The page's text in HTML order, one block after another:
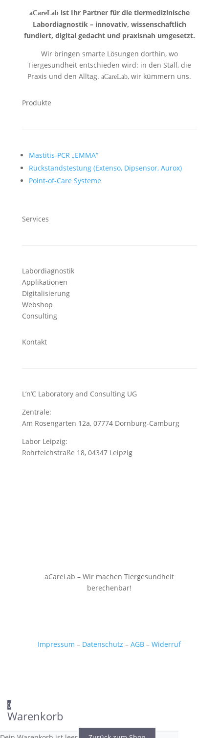
aCareLabist Ihr Partner für die tiermedizinische
Labordiagnostik – innovativ, wissenschaftlich
fundiert, digital gedacht und praxisnah umgesetzt.
Wir bringen smarte Lösungen dorthin, wo
Tiergesundheit entschieden wird: in den Stall, die
Praxis und den Alltag.aCareLab, wir kümmern uns.
Produkte
Mastitis-PCR „EMMA“
Rückstandstestung (Extenso, Dipsensor, Aurox)
Point-of-Care Systeme
Services
Labordiagnostik
Applikationen
Digitalisierung
Webshop
Consulting
Kontakt
L’n’C Laboratory and Consulting UG
Zentrale:
Am Rosengarten 12a, 07774 Dornburg-Camburg
Labor Leipzig:
Rohrteichstraße 18, 04347 Leipzig
aCareLab – Wir machen Tiergesundheit
berechenbar!
Impressum – Datenschutz –AGB –Widerruf
0
Warenkorb